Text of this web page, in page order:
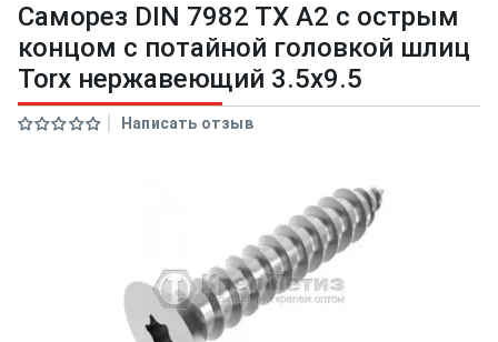
Саморез DIN 7982 TX A2 с острым
концом с потайной головкой шлиц
Torx нержавеющий 3.5x9.5
Написать отзыв